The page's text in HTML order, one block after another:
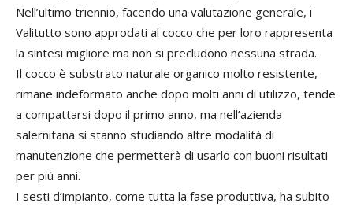
Nell’ultimo triennio, facendo una valutazione generale, i
Valitutto sono approdati al cocco che per loro rappresenta
la sintesi migliore ma non si precludono nessuna strada.
Il cocco è substrato naturale organico molto resistente,
rimane indeformato anche dopo molti anni di utilizzo, tende
a compattarsi dopo il primo anno, ma nell’azienda
salernitana si stanno studiando altre modalità di
manutenzione che permetterà di usarlo con buoni risultati
per più anni.
I sesti d’impianto, come tutta la fase produttiva, ha subito